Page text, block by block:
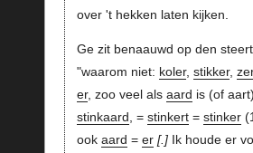
over 't hekken laten kijken.
Ge zit benaauwd op den
"waarom niet: koler, stikker,
er, zoo veel als aard is (of
stinkaard , = stinkert= stinker(1
ook aard = er . Ik houde er